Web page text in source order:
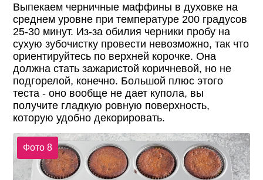
Выпекаем черничные маффины в духовке на
среднем уровне при температуре 200 градусов
25-30 минут. Из-за обилия черники пробу на
сухую зубочистку провести невозможно, так что
ориентируйтесь по верхней корочке. Она
должна стать зажаристой коричневой, но не
подгорелой, конечно. Большой плюс этого
теста - оно вообще не дает купола, вы
получите гладкую ровную поверхность,
которую удобно декорировать.
Фото 8